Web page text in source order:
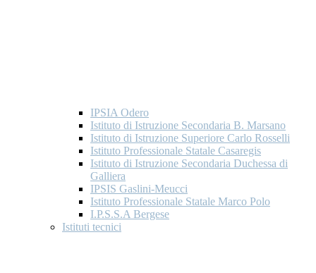
IPSIA Odero
Istituto di Istruzione Secondaria B. Marsano
Istituto di Istruzione Superiore Carlo Rosselli
Istituto Professionale Statale Casaregis
Istituto di Istruzione Secondaria Duchessa di
Galliera
IPSIS Gaslini-Meucci
Istituto Professionale Statale Marco Polo
I.P.S.S.A Bergese
Istituti tecnici